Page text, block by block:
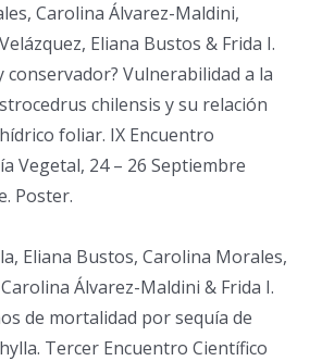
Carolina Álvarez-Maldini,
Eliana Bustos & Frida I.
conservador? Vulnerabilidad a la
chilensis y su relación
foliar. IX Encuentro
Vegetal, 24 – 26 Septiembre
Poster.
Eliana Bustos, Carolina Morales,
Álvarez-Maldini & Frida I.
de mortalidad por sequía de
Tercer Encuentro Científico